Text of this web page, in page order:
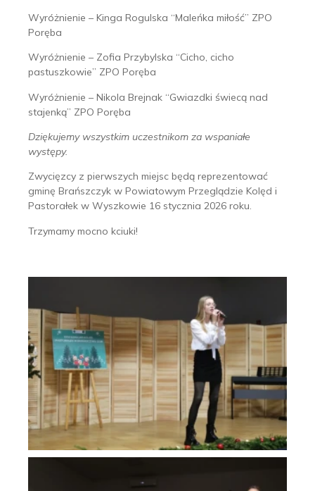
Wyróżnienie – Kinga Rogulska “Maleńka miłość” ZPO
Poręba
Wyróżnienie – Zofia Przybylska “Cicho, cicho
pastuszkowie” ZPO Poręba
Wyróżnienie – Nikola Brejnak “Gwiazdki świecą nad
stajenką” ZPO Poręba
Dziękujemy wszystkim uczestnikom za wspaniałe
występy.
Zwycięzcy z pierwszych miejsc będą reprezentować
gminę Brańszczyk w Powiatowym Przeglądzie Kolęd i
Pastorałek w Wyszkowie 16 stycznia 2026 roku.
Trzymamy mocno kciuki!